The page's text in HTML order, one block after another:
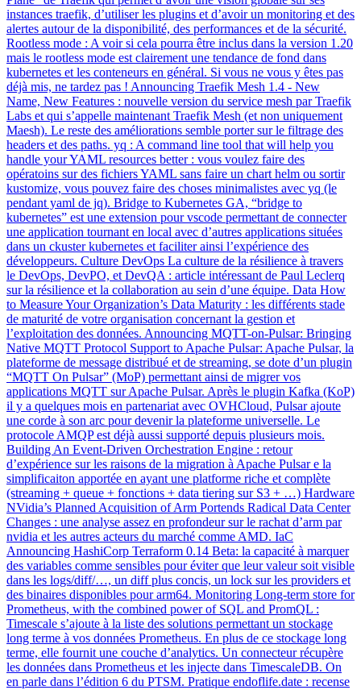
instances traefik, d’utiliser les plugins et d’avoir un monitoring et des
alertes autour de la disponibilité, des performances et de la sécurité.
Rootless mode : A voir si cela pourra être inclus dans la version 1.20
mais le rootless mode est clairement une tendance de fond dans
kubernetes et les conteneurs en général. Si vous ne vous y êtes pas
déjà mis, ne tardez pas ! Announcing Traefik Mesh 1.4 - New
Name, New Features : nouvelle version du service mesh par Traefik
Labs et qui s’appelle maintenant Traefik Mesh (et non uniquement
Maesh). Le reste des améliorations semble porter sur le filtrage des
headers et des paths. yq : A command line tool that will help you
handle your YAML resources better : vous voulez faire des
opératoins sur des fichiers YAML sans faire un chart helm ou sortir
kustomize, vous pouvez faire des choses minimalistes avec yq (le
pendant yaml de jq). Bridge to Kubernetes GA, “bridge to
kubernetes” est une extension pour vscode permettant de connecter
une application tournant en local avec d’autres applications situées
dans un ckuster kubernetes et faciliter ainsi l’expérience des
développeurs. Culture DevOps La culture de la résilience à travers
le DevOps, DevPO, et DevQA : article intéressant de Paul Leclerq
sur la résilience et la collaboration au sein d’une équipe. Data How
to Measure Your Organization’s Data Maturity : les différents stade
de maturité de votre organisation concernant la gestion et
l’exploitation des données. Announcing MQTT-on-Pulsar: Bringing
Native MQTT Protocol Support to Apache Pulsar: Apache Pulsar, la
plateforme de message distribué et de streaming, se dote d’un plugin
“MQTT On Pulsar” (MoP) permettant ainsi de migrer vos
applications MQTT sur Apache Pulsar. Après le plugin Kafka (KoP)
il y a quelques mois en partenariat avec OVHCloud, Pulsar ajoute
une corde à son arc pour devenir la plateforme universelle. Le
protocole AMQP est déjà aussi supporté depuis plusieurs mois.
Building An Event-Driven Orchestration Engine : retour
d’expérience sur les raisons de la migration à Apache Pulsar e la
simplificaiton apportée en ayant une platforme riche et complète
(streaming + queue + fonctions + data tiering sur S3 + …) Hardware
NVidia’s Planned Acquisition of Arm Portends Radical Data Center
Changes : une analyse assez en profondeur sur le rachat d’arm par
nvidia et les autres acteurs du marché comme AMD. IaC
Announcing HashiCorp Terraform 0.14 Beta: la capacité à marquer
des variables comme sensibles pour éviter que leur valeur soit visible
dans les logs/diff/…, un diff plus concis, un lock sur les providers et
des binaires disponibles pour arm64. Monitoring Long-term store for
Prometheus, with the combined power of SQL and PromQL :
Timescale s’ajoute à la liste des solutions permettant un stockage
long terme à vos données Prometheus. En plus de ce stockage long
terme, elle fournit une couche d’analytics. Un connecteur récupère
les données dans Prometheus et les injecte dans TimescaleDB. On
en parle dans l’édition 6 du PTSM. Pratique endoflife.date : recense